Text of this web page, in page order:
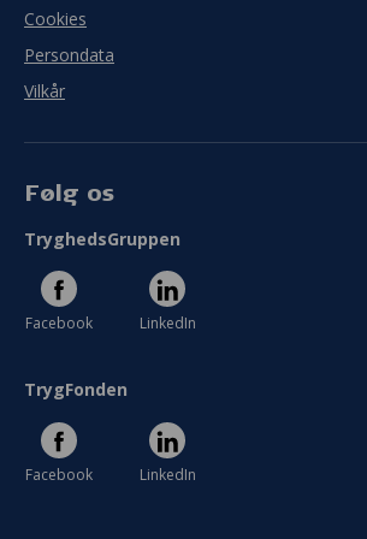
Cookies
Persondata
Vilkår
Følg os
TryghedsGruppen
Facebook LinkedIn
TrygFonden
Facebook LinkedIn